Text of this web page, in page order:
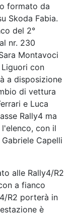
formato da
Skoda Fabia.
del 2°
nr. 230
Montavoci
Liguori con
a disposizione
di vettura
e Luca
Rally4 ma
con il
Capelli
alle Rally4/R2
a fianco
R2 porterà in
è